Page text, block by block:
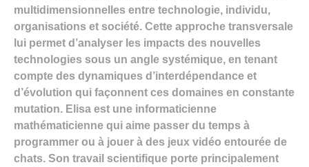
multidimensionnelles entre technologie, individu,
organisations et société. Cette approche transversale
lui permet d’analyser les impacts des nouvelles
technologies sous un angle systémique, en tenant
compte des dynamiques d’interdépendance et
d’évolution qui façonnent ces domaines en constante
mutation. Elisa est une informaticienne
mathématicienne qui aime passer du temps à
programmer ou à jouer à des jeux vidéo entourée de
chats. Son travail scientifique porte principalement